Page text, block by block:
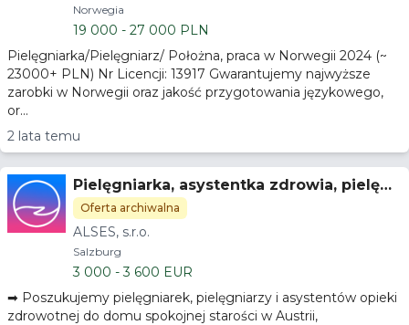
Norwegia
19 000 - 27 000 PLN
Pielęgniarka/Pielęgniarz/ Położna, praca w Norwegii 2024 (~
23000+ PLN) Nr Licencji: 13917 Gwarantujemy najwyższe
zarobki w Norwegii oraz jakość przygotowania językowego,
or...
2 lata temu
Pielęgniarka, asystentka zdrowia, pielęgn
iarka praktykująca Salzburg, Austria
Oferta archiwalna
ALSES, s.r.o.
Salzburg
3 000 - 3 600 EUR
➡ Poszukujemy pielęgniarek, pielęgniarzy i asystentów opieki
zdrowotnej do domu spokojnej starości w Austrii,